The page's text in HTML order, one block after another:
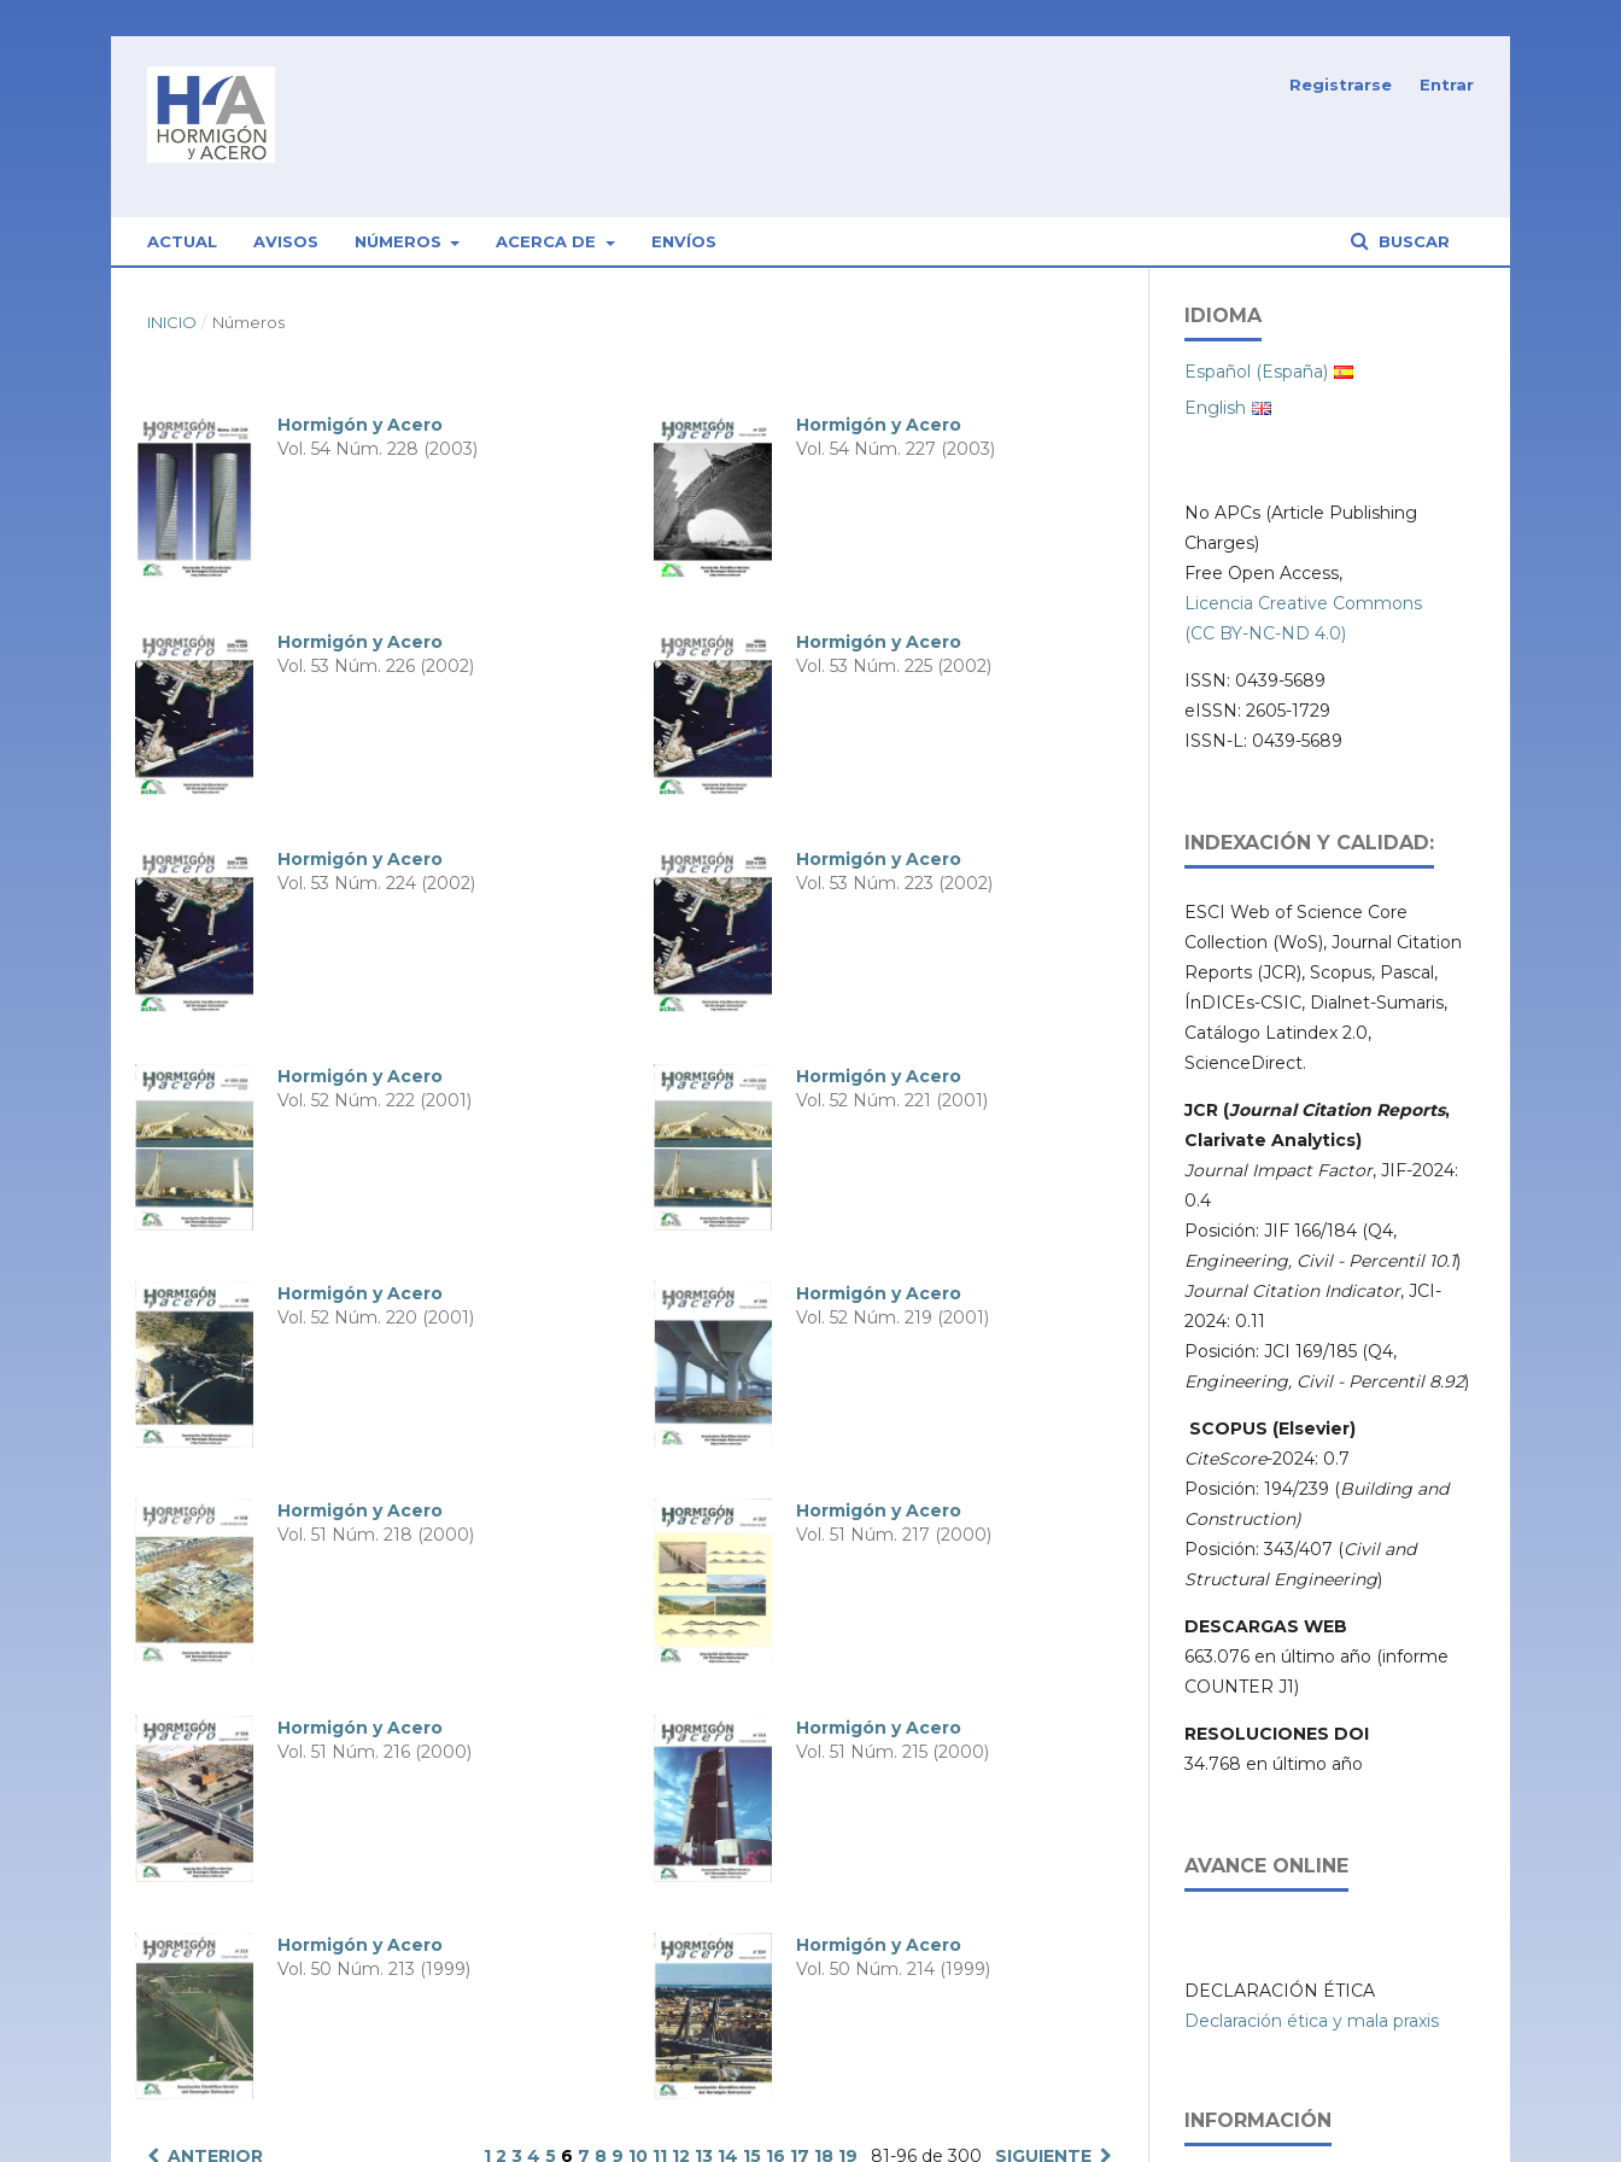
ACTUAL AVISOS NÚMEROS ACERCA DE ENVÍOS BUSCAR
Registrarse Entrar
INICIO / Números
Hormigón y Acero
Vol. 54 Núm. 228 (2003)
Hormigón y Acero
Vol. 54 Núm. 227 (2003)
Hormigón y Acero
Vol. 53 Núm. 226 (2002)
Hormigón y Acero
Vol. 53 Núm. 225 (2002)
Hormigón y Acero
Vol. 53 Núm. 224 (2002)
Hormigón y Acero
Vol. 53 Núm. 223 (2002)
Hormigón y Acero
Vol. 52 Núm. 222 (2001)
Hormigón y Acero
Vol. 52 Núm. 221 (2001)
Hormigón y Acero
Vol. 52 Núm. 220 (2001)
Hormigón y Acero
Vol. 52 Núm. 219 (2001)
Hormigón y Acero
Vol. 51 Núm. 218 (2000)
Hormigón y Acero
Vol. 51 Núm. 217 (2000)
Hormigón y Acero
Vol. 51 Núm. 216 (2000)
Hormigón y Acero
Vol. 51 Núm. 215 (2000)
Hormigón y Acero
Vol. 50 Núm. 213 (1999)
Hormigón y Acero
Vol. 50 Núm. 214 (1999)
ANTERIOR 1 2 3 4 5 6 7 8 9 10 11 12 13 14 15 16 17 18 19 81-96 de 300 SIGUIENTE
IDIOMA
Español (España)
English
No APCs (Article Publishing
Charges)
Free Open Access,
Licencia Creative Commons
(CC BY-NC-ND 4.0)
ISSN: 0439-5689
eISSN: 2605-1729
ISSN-L: 0439-5689
INDEXACIÓN Y CALIDAD:
ESCI Web of Science Core
Collection (WoS), Journal Citation
Reports (JCR), Scopus, Pascal,
ÍnDICEs-CSIC, Dialnet-Sumaris,
Catálogo Latindex 2.0,
ScienceDirect.
JCR (Journal Citation Reports,
Clarivate Analytics)
Journal Impact Factor, JIF-2024:
0.4
Posición: JIF 166/184 (Q4,
Engineering, Civil - Percentil 10.1)
Journal Citation Indicator, JCI-
2024: 0.11
Posición: JCI 169/185 (Q4,
Engineering, Civil - Percentil 8.92)
SCOPUS (Elsevier)
CiteScore-2024: 0.7
Posición: 194/239 (Building and
Construction)
Posición: 343/407 (Civil and
Structural Engineering)
DESCARGAS WEB
663.076 en último año (informe
COUNTER J1)
RESOLUCIONES DOI
34.768 en último año
AVANCE ONLINE
DECLARACIÓN ÉTICA
Declaración ética y mala praxis
INFORMACIÓN